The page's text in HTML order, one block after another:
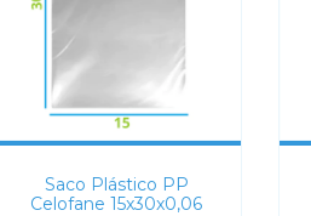
Saco Plástico PP
Celofane 15x30x0,06